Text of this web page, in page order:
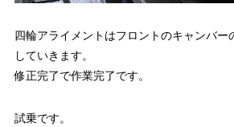
四輪アライメントはフロントのキャンバー
していきます。
修正完了で作業完了です。
試乗です。